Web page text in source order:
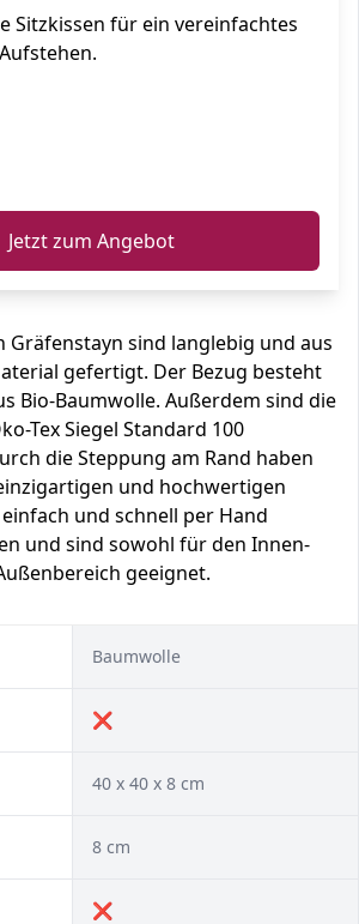
Sitzkissen für ein vereinfachtes
Jetzt zum Angebot
Gräfenstayn sind langlebig und aus
gefertigt. Der Bezug besteht
Bio-Baumwolle. Außerdem sind die
Tex Siegel Standard 100
die Steppung am Rand haben
und hochwertigen
und schnell per Hand
und sind sowohl für den Innen-
geeignet.
Baumwolle
❌
40 x 40 x 8 cm
8 cm
❌